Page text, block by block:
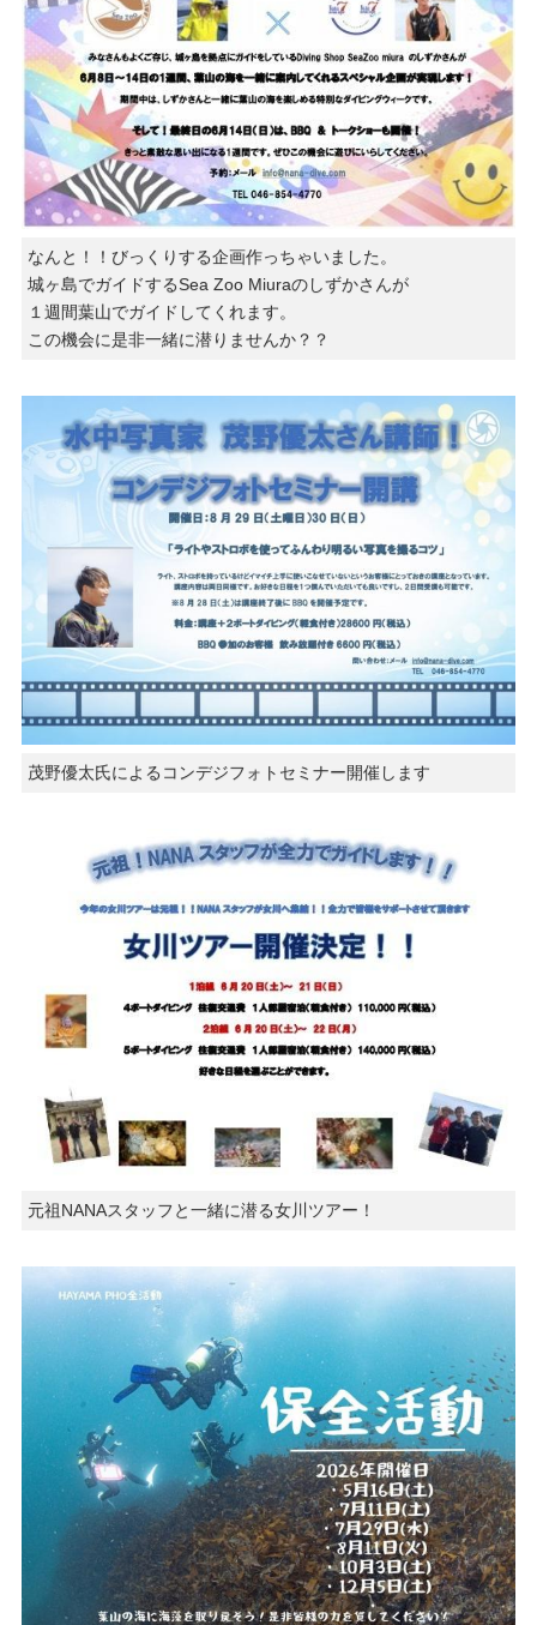
なんと！！びっくりする企画作っちゃいました。
城ヶ島でガイドするSea Zoo Miuraのしずかさんが
１週間葉山でガイドしてくれます。
この機会に是非一緒に潜りませんか？？
茂野優太氏によるコンデジフォトセミナー開催します
元祖NANAスタッフと一緒に潜る女川ツアー！